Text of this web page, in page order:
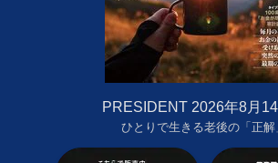
PRESIDENT 2026年8月
ひとりで生きる老後の「正解